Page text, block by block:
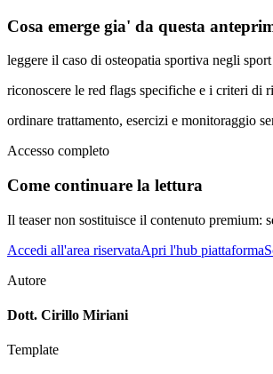
Cosa emerge gia' da questa
leggere il caso di osteopatia sportiva negli
riconoscere le red flags specifiche e i criteri di
ordinare trattamento, esercizi e monitoraggio
Accesso completo
Come continuare la lettura
Il teaser non sostituisce il contenuto premium:
Accedi all'area riservataApri l'hub piattaforma
Autore
Dott. Cirillo Miriani
Template